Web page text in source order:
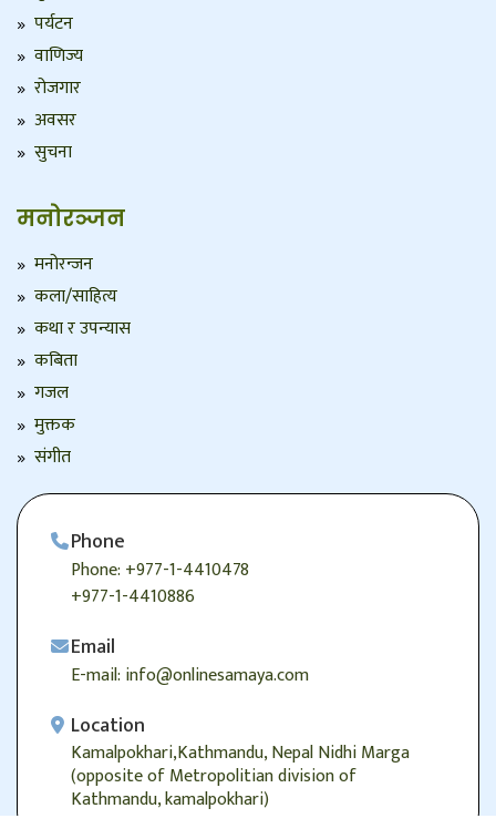
पर्यटन
वाणिज्य
रोजगार
अवसर
सुचना
मनोरञ्जन
मनोरन्जन
कला/साहित्य
कथा र उपन्यास
कबिता
गजल
मुक्तक
संगीत
Phone
Phone: +977-1-4410478
+977-1-4410886
Email
E-mail: info@onlinesamaya.com
Location
Kamalpokhari,Kathmandu, Nepal Nidhi Marga
(opposite of Metropolitian division of
Kathmandu, kamalpokhari)